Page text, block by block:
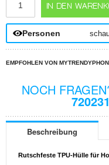
Personen
EMPFOHLEN VON
NOCH
Beschreibung
Rutschfeste TPU-Hülle für